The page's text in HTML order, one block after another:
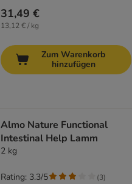
31,49 €
13,12 € / kg
Zum Warenkorb
hinzufügen
Almo Nature Functional
Intestinal Help Lamm
2 kg
Rating: 3.3/5 (3)